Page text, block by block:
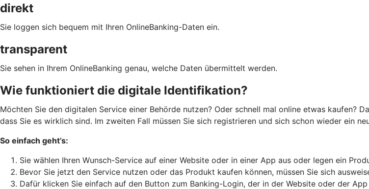
direkt
Sie loggen sich bequem mit Ihren OnlineBanking-Daten ein.
transparent
Sie sehen in Ihrem OnlineBanking genau, welche Daten übermittelt werden.
Wie funktioniert die digitale Identifikation?
Möchten Sie den digitalen Service einer Behörde nutzen? Oder schnell mal online etwas kaufen?
dass Sie es wirklich sind. Im zweiten Fall müssen Sie sich registrieren und sich schon wieder ein
So einfach geht’s:
Sie wählen Ihren Wunsch-Service auf einer Website oder in einer App aus oder legen ein
Bevor Sie jetzt den Service nutzen oder das Produkt kaufen können, müssen Sie sich
Dafür klicken Sie einfach auf den Button zum Banking-Login, der in der Website oder der